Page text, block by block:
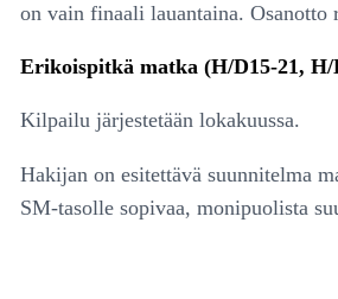
on vain finaali lauantaina.
Erikoispitkä matka (H/D15-21, H/
Kilpailu järjestetään lokakuussa.
Hakijan on esitettävä suunnitelma
SM-tasolle sopivaa, monipuolista